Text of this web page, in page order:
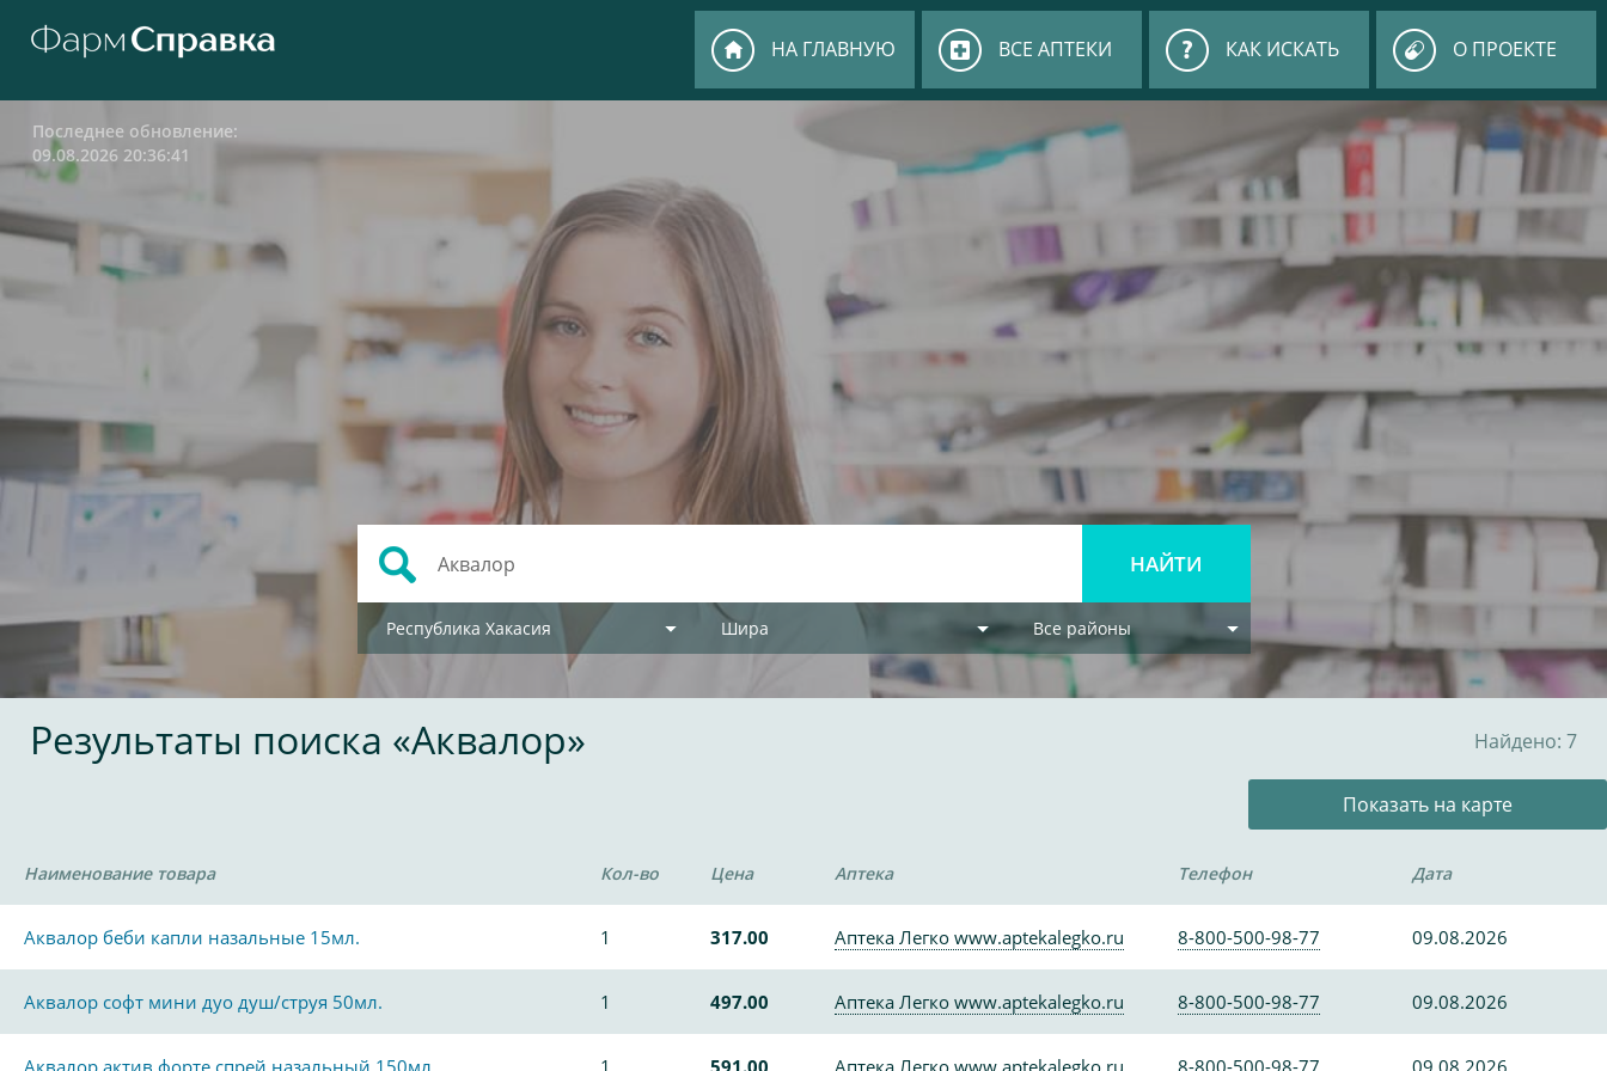
НА ГЛАВНУЮ ВСЕ АПТЕКИ КАК ИСКАТЬ О ПРОЕКТЕ
Последнее обновление:
09.08.2026 20:36:41
Республика Хакасия Шира Все районы
Результаты поиска «Аквалор» Найдено: 7
Показать на карте
Наименование товара Кол-во Цена Аптека Телефон Дата
Аквалор беби капли назальные 15мл. 1 317.00 Аптека Легко www.aptekalegko.ru 8-800-500-98-77 09.08.2026
Аквалор софт мини дуо душ/струя 50мл. 1 497.00 Аптека Легко www.aptekalegko.ru 8-800-500-98-77 09.08.2026
Аквалор актив форте спрей назальный 150мл. 1 591.00 Аптека Легко www.aptekalegko.ru 8-800-500-98-77 09.08.2026